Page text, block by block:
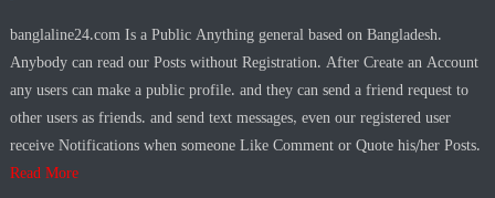
banglaline24.com Is a Public Anything general based on Bangladesh.
Anybody can read our Posts without Registration. After Create an Account
any users can make a public profile. and they can send a friend request to
other users as friends. and send text messages, even our registered user
receive Notifications when someone Like Comment or Quote his/her Posts.
Read More